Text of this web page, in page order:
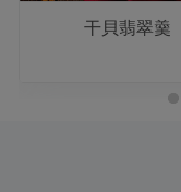
干貝翡翠羹